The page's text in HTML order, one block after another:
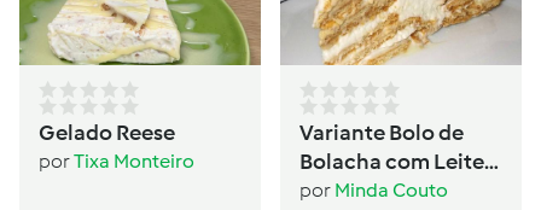
Gelado Reese
porTixa Monteiro
Variante Bolo de
Bolacha com Leite
Condensado
por Minda Couto